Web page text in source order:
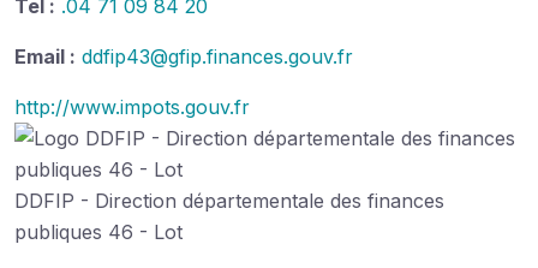
Tel : .04 71 09 84 20
Email : ddfip43@gfip.finances.gouv.fr
http://www.impots.gouv.fr
DDFIP - Direction départementale des finances
publiques 46 - Lot